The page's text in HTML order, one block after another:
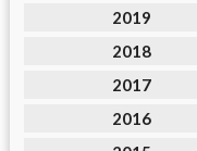
2019
2018
2017
2016